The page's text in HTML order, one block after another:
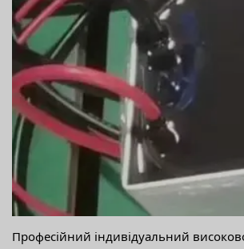
Професійний індивідуальний